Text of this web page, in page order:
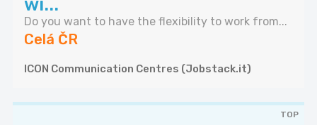
wi...
Do you want to have the flexibility to work from...
Celá ČR
ICON Communication Centres (Jobstack.it)
TOP